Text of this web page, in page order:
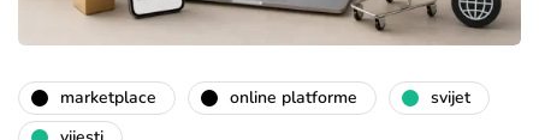
marketplace online platforme
svijet